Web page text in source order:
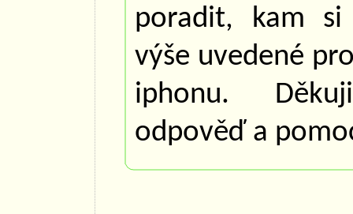
poradit, kam si
výše uvedené
iphonu.
odpověď a